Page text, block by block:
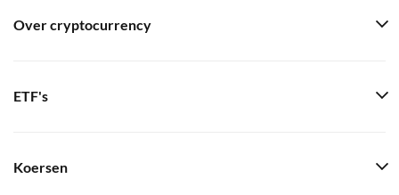
Over cryptocurrency
ETF's
Koersen